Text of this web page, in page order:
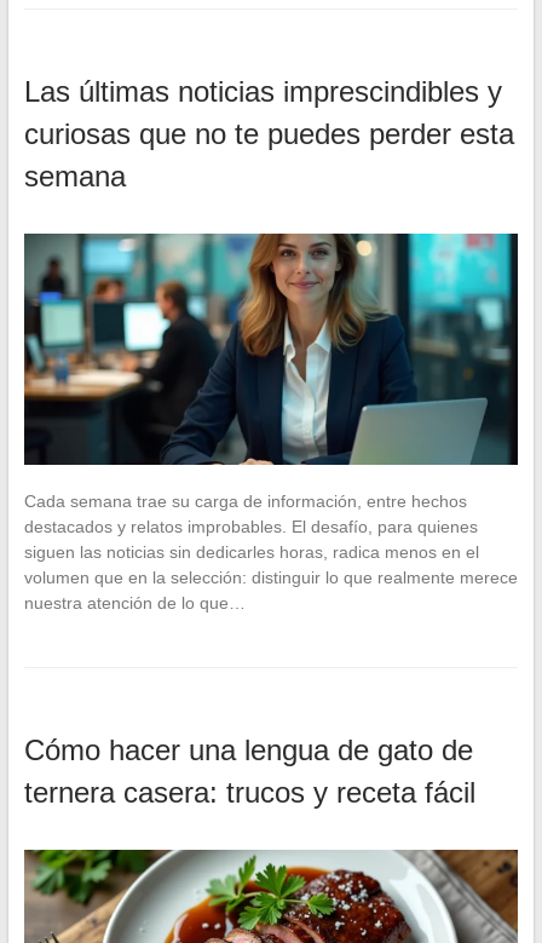
Las últimas noticias imprescindibles y
curiosas que no te puedes perder esta
semana
Cada semana trae su carga de información, entre hechos
destacados y relatos improbables. El desafío, para quienes
siguen las noticias sin dedicarles horas, radica menos en el
volumen que en la selección: distinguir lo que realmente merece
nuestra atención de lo que…
Cómo hacer una lengua de gato de
ternera casera: trucos y receta fácil